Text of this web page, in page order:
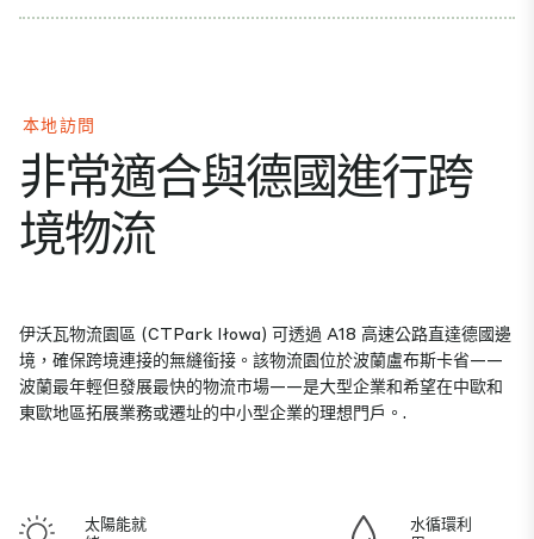
本地訪問
非常適合與德國進行跨
境物流
伊沃瓦物流園區 (CTPark Iłowa) 可透過 A18 高速公路直達德國邊
境，確保跨境連接的無縫銜接。該物流園位於波蘭盧布斯卡省——
波蘭最年輕但發展最快的物流市場——是大型企業和希望在中歐和
東歐地區拓展業務或遷址的中小型企業的理想門戶。.
太陽能就
水循環利